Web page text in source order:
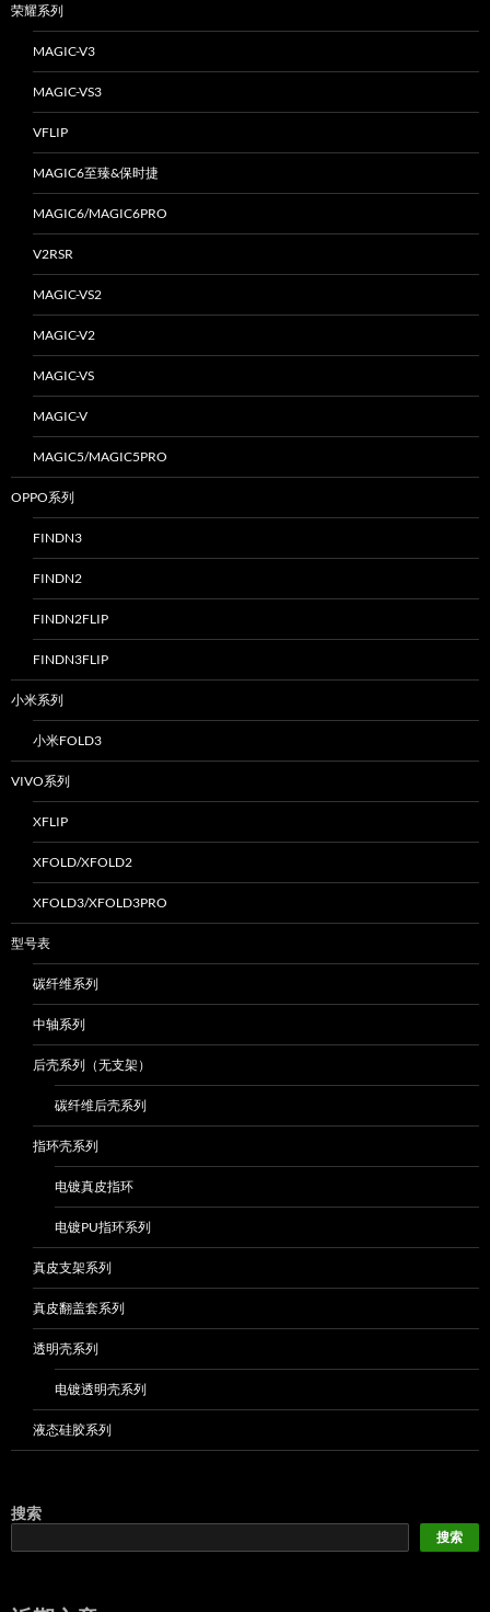
荣耀系列
MAGIC-V3
MAGIC-VS3
VFLIP
MAGIC6至臻&保时捷
MAGIC6/MAGIC6PRO
V2RSR
MAGIC-VS2
MAGIC-V2
MAGIC-VS
MAGIC-V
MAGIC5/MAGIC5PRO
OPPO系列
FINDN3
FINDN2
FINDN2FLIP
FINDN3FLIP
小米系列
小米FOLD3
VIVO系列
XFLIP
XFOLD/XFOLD2
XFOLD3/XFOLD3PRO
型号表
碳纤维系列
中轴系列
后壳系列（无支架）
碳纤维后壳系列
指环壳系列
电镀真皮指环
电镀PU指环系列
真皮支架系列
真皮翻盖套系列
透明壳系列
电镀透明壳系列
液态硅胶系列
搜索
搜索